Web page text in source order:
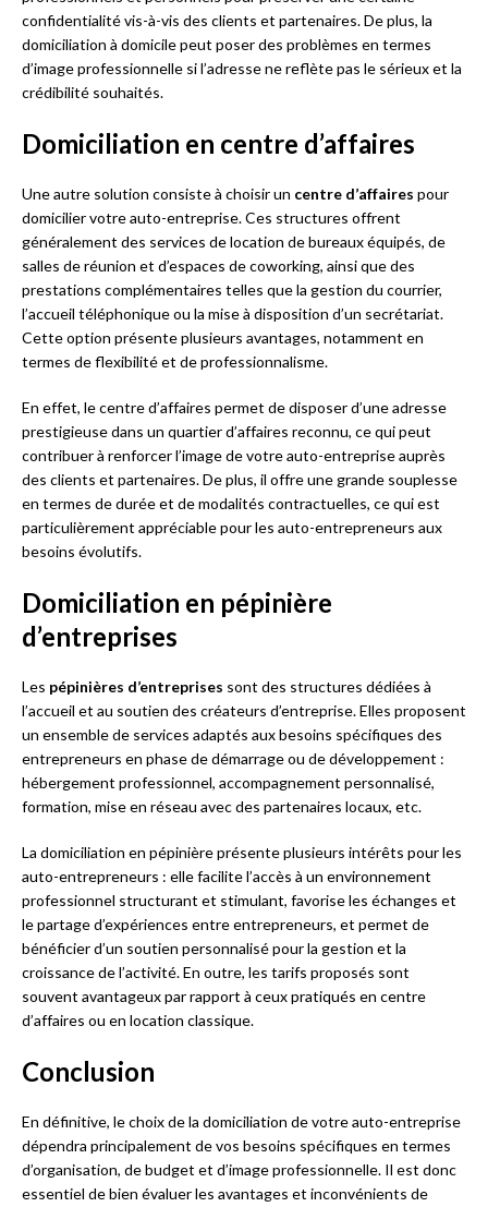
confidentialité vis-à-vis des clients et partenaires. De plus, la
domiciliation à domicile peut poser des problèmes en termes
d’image professionnelle si l’adresse ne reflète pas le sérieux et la
crédibilité souhaités.
Domiciliation en centre d’affaires
Une autre solution consiste à choisir un centre d’affaires pour
domicilier votre auto-entreprise. Ces structures offrent
généralement des services de location de bureaux équipés, de
salles de réunion et d’espaces de coworking, ainsi que des
prestations complémentaires telles que la gestion du courrier,
l’accueil téléphonique ou la mise à disposition d’un secrétariat.
Cette option présente plusieurs avantages, notamment en
termes de flexibilité et de professionnalisme.
En effet, le centre d’affaires permet de disposer d’une adresse
prestigieuse dans un quartier d’affaires reconnu, ce qui peut
contribuer à renforcer l’image de votre auto-entreprise auprès
des clients et partenaires. De plus, il offre une grande souplesse
en termes de durée et de modalités contractuelles, ce qui est
particulièrement appréciable pour les auto-entrepreneurs aux
besoins évolutifs.
Domiciliation en pépinière
d’entreprises
Les pépinières d’entreprises sont des structures dédiées à
l’accueil et au soutien des créateurs d’entreprise. Elles proposent
un ensemble de services adaptés aux besoins spécifiques des
entrepreneurs en phase de démarrage ou de développement :
hébergement professionnel, accompagnement personnalisé,
formation, mise en réseau avec des partenaires locaux, etc.
La domiciliation en pépinière présente plusieurs intérêts pour les
auto-entrepreneurs : elle facilite l’accès à un environnement
professionnel structurant et stimulant, favorise les échanges et
le partage d’expériences entre entrepreneurs, et permet de
bénéficier d’un soutien personnalisé pour la gestion et la
croissance de l’activité. En outre, les tarifs proposés sont
souvent avantageux par rapport à ceux pratiqués en centre
d’affaires ou en location classique.
Conclusion
En définitive, le choix de la domiciliation de votre auto-entreprise
dépendra principalement de vos besoins spécifiques en termes
d’organisation, de budget et d’image professionnelle. Il est donc
essentiel de bien évaluer les avantages et inconvénients de